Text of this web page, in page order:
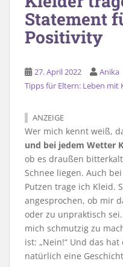
Statement
Positivity
27. April 2022 Anika
Tipps für Eltern: Leben mit
ANZEIGE
Wer mich kennt weiß,
und bei jedem Wetter
ob es draußen
Schnee liegen. Auch
Putzen trage ich Kleid.
angesprochen, ob mir
oder zu unpraktisch
mich schmutzig zu
ist: „Nein!“ Und das
natürlich eine